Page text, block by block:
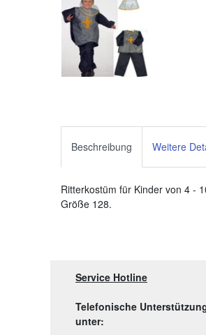
Beschreibung Weitere
Ritterkostüm für Kinder von 4 -
Größe 128.
Service Hotline
Telefonische
unter: